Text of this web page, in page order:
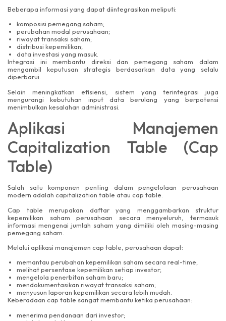
Beberapa informasi yang dapat diintegrasikan meliputi:
komposisi pemegang saham;
perubahan modal perusahaan;
riwayat transaksi saham;
distribusi kepemilikan;
data investasi yang masuk.
Integrasi ini membantu direksi dan pemegang saham dalam
mengambil keputusan strategis berdasarkan data yang selalu
diperbarui.
Selain meningkatkan efisiensi, sistem yang terintegrasi juga
mengurangi kebutuhan input data berulang yang berpotensi
menimbulkan kesalahan administrasi.
Aplikasi Manajemen
Capitalization Table (Cap
Table)
Salah satu komponen penting dalam pengelolaan perusahaan
modern adalah capitalization table atau cap table.
Cap table merupakan daftar yang menggambarkan struktur
kepemilikan saham perusahaan secara menyeluruh, termasuk
informasi mengenai jumlah saham yang dimiliki oleh masing-masing
pemegang saham.
Melalui aplikasi manajemen cap table, perusahaan dapat:
memantau perubahan kepemilikan saham secara real-time;
melihat persentase kepemilikan setiap investor;
mengelola penerbitan saham baru;
mendokumentasikan riwayat transaksi saham;
menyusun laporan kepemilikan secara lebih mudah.
Keberadaan cap table sangat membantu ketika perusahaan:
menerima pendanaan dari investor;